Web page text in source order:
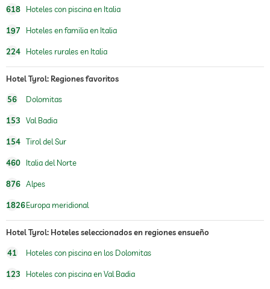
spa
618 Hoteles con piscina en Italia
197 Hoteles en familia en Italia
224 Hoteles rurales en Italia
Hotel Tyrol: Regiones favoritos
56 Dolomitas
153 Val Badia
154 Tirol del Sur
460 Italia del Norte
876 Alpes
1826Europa meridional
Hotel Tyrol: Hoteles seleccionados en regiones ensueño
41 Hoteles con piscina en los Dolomitas
123 Hoteles con piscina en Val Badia